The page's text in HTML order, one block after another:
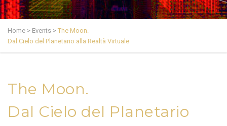
Home > Events > The Moon.
Dal Cielo del Planetario alla Realtà Virtuale
The Moon.
Dal Cielo del Planetario